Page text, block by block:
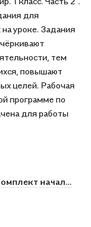
для
уроке. Задания
тем
повышают
целей. Рабочая
программе по
для работы
Учебно-методический комплект начальная школа